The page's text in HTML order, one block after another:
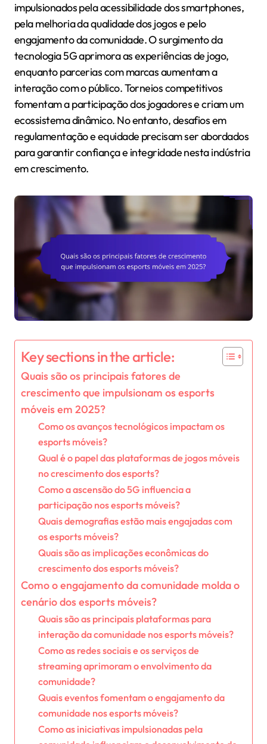
impulsionados pela acessibilidade dos smartphones,
pela melhoria da qualidade dos jogos e pelo
engajamento da comunidade. O surgimento da
tecnologia 5G aprimora as experiências de jogo,
enquanto parcerias com marcas aumentam a
interação com o público. Torneios competitivos
fomentam a participação dos jogadores e criam um
ecossistema dinâmico. No entanto, desafios em
regulamentação e equidade precisam ser abordados
para garantir confiança e integridade nesta indústria
em crescimento.
Key sections in the article:
Quais são os principais fatores de
crescimento que impulsionam os esports
móveis em 2025?
Como os avanços tecnológicos impactam os
esports móveis?
Qual é o papel das plataformas de jogos móveis
no crescimento dos esports?
Como a ascensão do 5G influencia a
participação nos esports móveis?
Quais demografias estão mais engajadas com
os esports móveis?
Quais são as implicações econômicas do
crescimento dos esports móveis?
Como o engajamento da comunidade molda o
cenário dos esports móveis?
Quais são as principais plataformas para
interação da comunidade nos esports móveis?
Como as redes sociais e os serviços de
streaming aprimoram o envolvimento da
comunidade?
Quais eventos fomentam o engajamento da
comunidade nos esports móveis?
Como as iniciativas impulsionadas pela